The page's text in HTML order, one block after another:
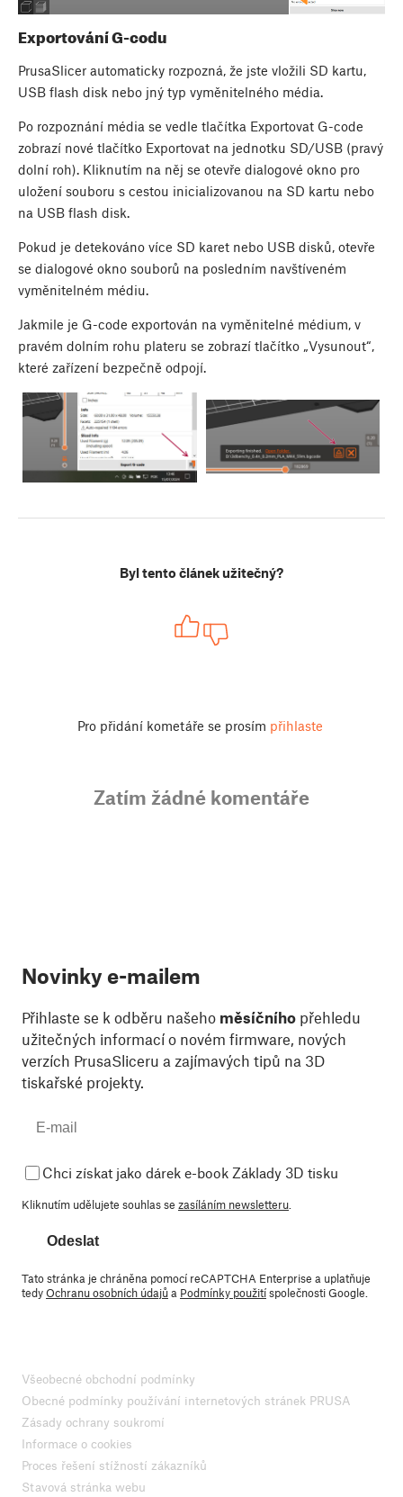
Exportování G-codu
PrusaSlicer automaticky rozpozná, že jste vložili SD kartu,
USB flash disk nebo jný typ vyměnitelného média.
Po rozpoznání média se vedle tlačítka Exportovat G-code
zobrazí nové tlačítko Exportovat na jednotku SD/USB (pravý
dolní roh). Kliknutím na něj se otevře dialogové okno pro
uložení souboru s cestou inicializovanou na SD kartu nebo
na USB flash disk.
Pokud je detekováno více SD karet nebo USB disků, otevře
se dialogové okno souborů na posledním navštíveném
vyměnitelném médiu.
Jakmile je G-code exportován na vyměnitelné médium, v
pravém dolním rohu plateru se zobrazí tlačítko „Vysunout“,
které zařízení bezpečně odpojí.
Byl tento článek užitečný?
Pro přidání kometáře se prosím přihlaste
Zatím žádné komentáře
Novinky e-mailem
Přihlaste se k odběru našeho měsíčního přehledu
užitečných informací o novém firmware, nových
verzích PrusaSliceru a zajímavých tipů na 3D
tiskařské projekty.
Chci získat jako dárek e-book Základy 3D tisku
Kliknutím udělujete souhlas se zasíláním newsletteru
Odeslat
Tato stránka je chráněna pomocí reCAPTCHA Enterprise a uplatňuje
tedyOchranu osobních údajůa Podmínky použitíspolečnosti Google.
Všeobecné obchodní podmínky
Obecné podmínky používání internetových stránek PRUSA
Zásady ochrany soukromí
Informace o cookies
Proces řešení stížností zákazníků
Stavová stránka webu